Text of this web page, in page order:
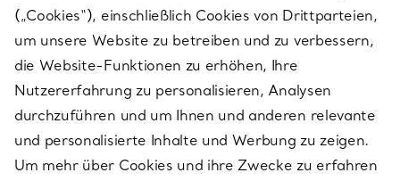
SERVICES
ÜBER TIFFANY & CO.
RECHTLICHE HINWEISE
(„Cookies“), einschließlich Cookies von Drittparteien,
um unsere Website zu betreiben und zu verbessern,
die Website-Funktionen zu erhöhen, Ihre
Nutzererfahrung zu personalisieren, Analysen
durchzuführen und um Ihnen und anderen relevante
und personalisierte Inhalte und Werbung zu zeigen.
Um mehr über Cookies und ihre Zwecke zu erfahren